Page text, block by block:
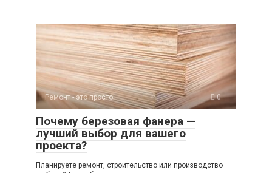
Ремонт - это просто 0
Почему березовая фанера —
лучший выбор для вашего
проекта?
Планируете ремонт, строительство или производство